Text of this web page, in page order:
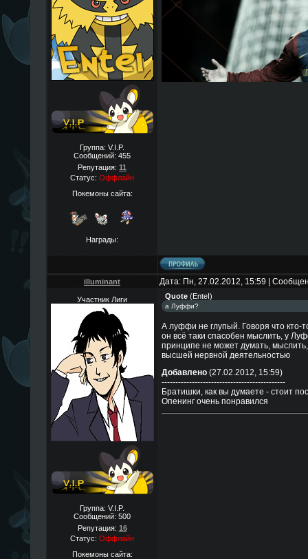
Группа: V.I.P.
Сообщений: 455
Репутация: 11
Статус: Оффлайн
Покемоны сайта:
Награды:
illuminant Дата: Пн, 27.02.2012, 15:59 |
Участник Лиги
Группа: V.I.P.
Сообщений: 500
Репутация: 16
Статус: Оффлайн
Покемоны сайта:
Quote(EnteI)
а Луффи?
А луффи не глупый. Говоря что кто-
он всё таки спасобен мыслить, у
принципе не может думать,
высшей нервной деятельностью
Добавлено(27.02.2012, 15:59)
---------------------------------------------
Братишки, как вы думаете - стоит
Опенинг очень понравился